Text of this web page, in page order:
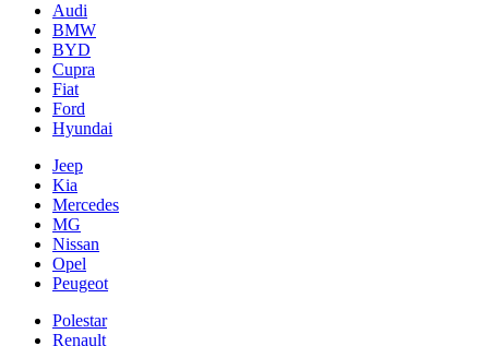
Audi
BMW
BYD
Cupra
Fiat
Ford
Hyundai
Jeep
Kia
Mercedes
MG
Nissan
Opel
Peugeot
Polestar
Renault